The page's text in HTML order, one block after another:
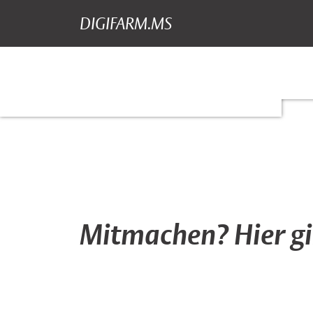
DIGIFARM.MS
Mitmachen? Hier